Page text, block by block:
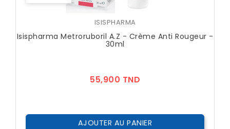
ISISPHARMA
Isispharma Metroruboril A.Z - Crème Anti Rougeur -
30ml
55,900 TND
AJOUTER AU PANIER